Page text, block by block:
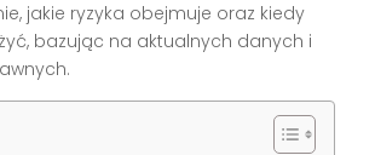
jakie ryzyka obejmuje oraz kiedy
bazując na aktualnych danych i